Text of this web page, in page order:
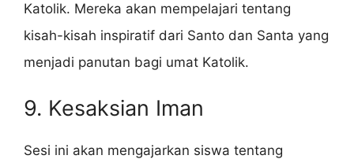
Katolik. Mereka akan mempelajari tentang
kisah-kisah inspiratif dari Santo dan Santa yang
menjadi panutan bagi umat Katolik.
9. Kesaksian Iman
Sesi ini akan mengajarkan siswa tentang